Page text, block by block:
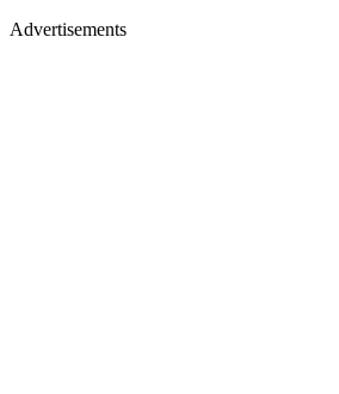
Advertisements